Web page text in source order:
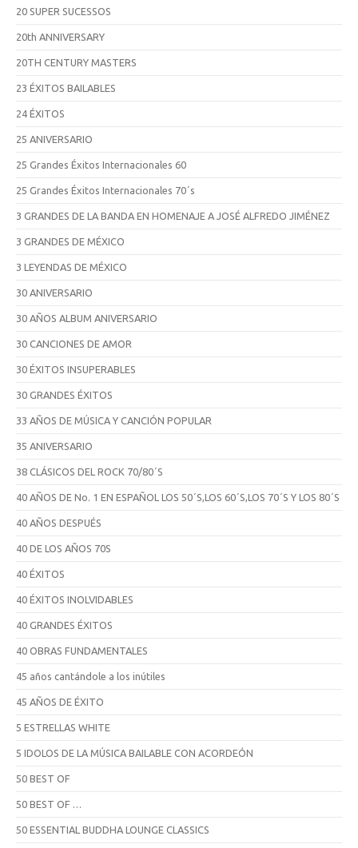
20 SUPER SUCESSOS
20th ANNIVERSARY
20TH CENTURY MASTERS
23 ÉXITOS BAILABLES
24 ÉXITOS
25 ANIVERSARIO
25 Grandes Éxitos Internacionales 60
25 Grandes Éxitos Internacionales 70´s
3 GRANDES DE LA BANDA EN HOMENAJE A JOSÉ ALFREDO JIMÉNEZ
3 GRANDES DE MÉXICO
3 LEYENDAS DE MÉXICO
30 ANIVERSARIO
30 AÑOS ALBUM ANIVERSARIO
30 CANCIONES DE AMOR
30 ÉXITOS INSUPERABLES
30 GRANDES ÉXITOS
33 AÑOS DE MÚSICA Y CANCIÓN POPULAR
35 ANIVERSARIO
38 CLÁSICOS DEL ROCK 70/80´S
40 AÑOS DE No. 1 EN ESPAÑOL LOS 50´S,LOS 60´S,LOS 70´S Y LOS 80´S
40 AÑOS DESPUÉS
40 DE LOS AÑOS 70S
40 ÉXITOS
40 ÉXITOS INOLVIDABLES
40 GRANDES ÉXITOS
40 OBRAS FUNDAMENTALES
45 años cantándole a los inútiles
45 AÑOS DE ÉXITO
5 ESTRELLAS WHITE
5 IDOLOS DE LA MÚSICA BAILABLE CON ACORDEÓN
50 BEST OF
50 BEST OF …
50 ESSENTIAL BUDDHA LOUNGE CLASSICS